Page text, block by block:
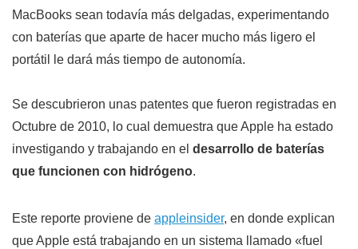
MacBooks sean todavía más delgadas, experimentando
con baterías que aparte de hacer mucho más ligero el
portátil le dará más tiempo de autonomía.
Se descubrieron unas patentes que fueron registradas en
Octubre de 2010, lo cual demuestra que Apple ha estado
investigando y trabajando en el desarrollo de baterías
que funcionen con hidrógeno.
Este reporte proviene de appleinsider, en donde explican
que Apple está trabajando en un sistema llamado «fuel